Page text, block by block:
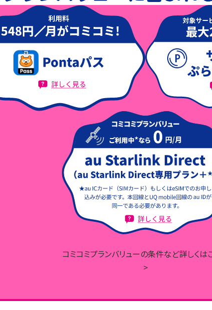
コミコミプランバリューの条件など詳しくは
>